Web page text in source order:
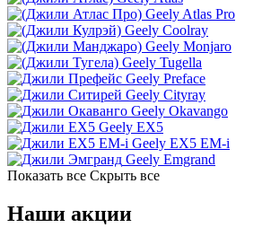
Geely Atlas Pro
Geely Coolray
Geely Monjaro
Geely Tugella
Geely Preface
Geely Cityray
Geely Okavango
Geely EX5
Geely EX5 EM-i
Geely Emgrand
Показать все Скрыть все
Наши акции